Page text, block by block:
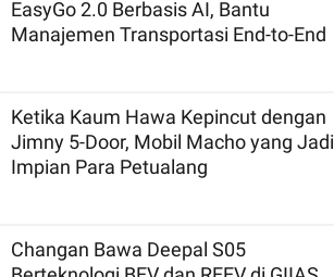
EasyGo 2.0 Berbasis AI, Bantu
Manajemen Transportasi End-to-End
Ketika Kaum Hawa Kepincut dengan
Jimny 5-Door, Mobil Macho yang Jadi
Impian Para Petualang
Changan Bawa Deepal S05